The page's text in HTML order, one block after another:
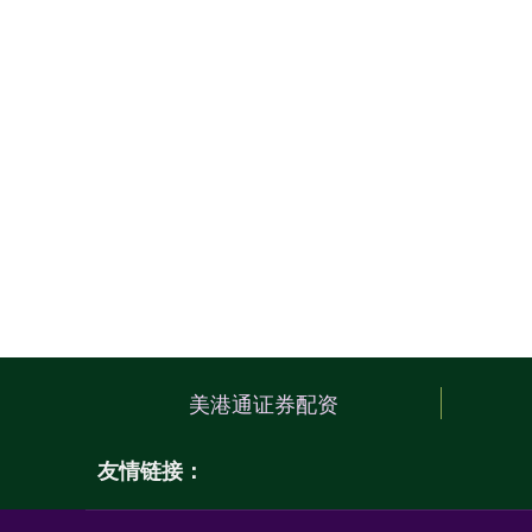
美港通证券配资
友情链接：